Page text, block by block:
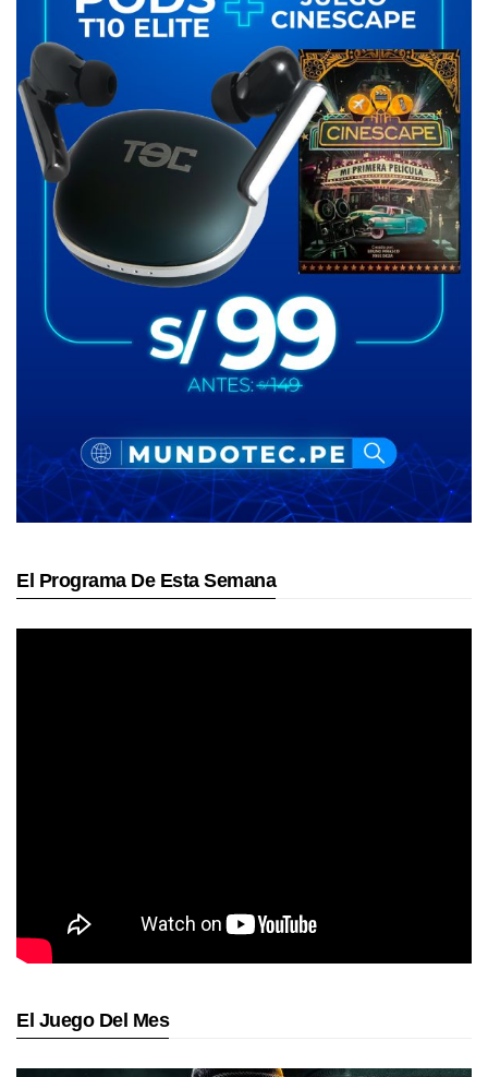
El Programa De Esta Semana
El Juego Del Mes